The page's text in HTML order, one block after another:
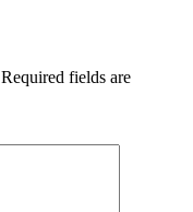
Required fields are